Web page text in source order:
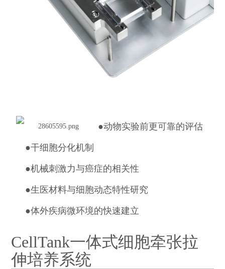
●动物实验前更可靠的评估
●干细胞分化机制
●机械刺激力与癌症的相关性
●生医材料与细胞动态特性研究
●体外疾病微环境的快速建立
CellTank一体式细胞牵张拉
伸培养系统